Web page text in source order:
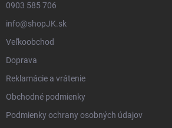
0903 585 706
info@shopJK.sk
Veľkoobchod
Doprava
Reklamácie a vrátenie
Obchodné podmienky
Podmienky ochrany osobných údajov